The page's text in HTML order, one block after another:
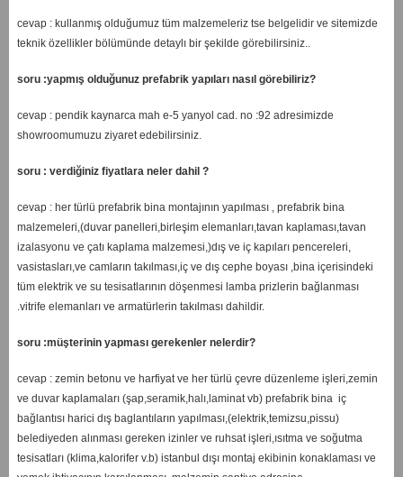
cevap : kullanmış olduğumuz tüm malzemeleriz tse belgelidir ve sitemizde
teknik özellikler bölümünde detaylı bir şekilde görebilirsiniz..
soru :yapmış olduğunuz prefabrik yapıları nasıl görebiliriz?
cevap : pendik kaynarca mah e-5 yanyol cad. no :92 adresimizde
showroomumuzu ziyaret edebilirsiniz.
soru : verdiğiniz fiyatlara neler dahil ?
cevap : her türlü prefabrik bina montajının yapılması , prefabrik bina
malzemeleri,(duvar panelleri,birleşim elemanları,tavan kaplaması,tavan
izalasyonu ve çatı kaplama malzemesi,)dış ve iç kapıları pencereleri,
vasistasları,ve camların takılması,iç ve dış cephe boyası ,bina içerisindeki
tüm elektrik ve su tesisatlarının döşenmesi lamba prizlerin bağlanması
.vitrife elemanları ve armatürlerin takılması dahildir.
soru :müşterinin yapması gerekenler nelerdir?
cevap : zemin betonu ve harfiyat ve her türlü çevre düzenleme işleri,zemin
ve duvar kaplamaları (şap,seramik,halı,laminat vb) prefabrik bina iç
bağlantısı harici dış baglantıların yapılması,(elektrik,temizsu,pissu)
belediyeden alınması gereken izinler ve ruhsat işleri,ısıtma ve soğutma
tesisatları (klima,kalorifer v.b) istanbul dışı montaj ekibinin konaklaması ve